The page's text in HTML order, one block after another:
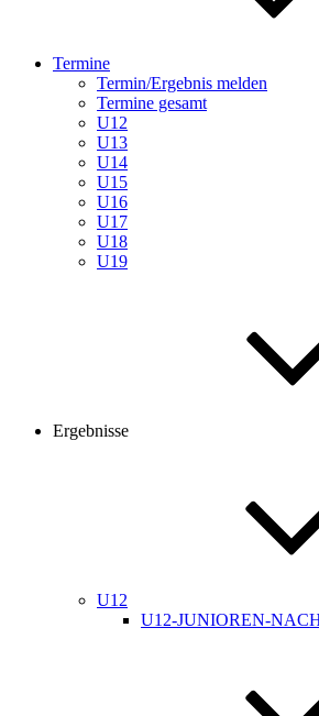
Termine
Termin/Ergebnis melden
Termine gesamt
U12
U13
U14
U15
U16
U17
U18
U19
Ergebnisse
U12
U12-JUNIOREN-